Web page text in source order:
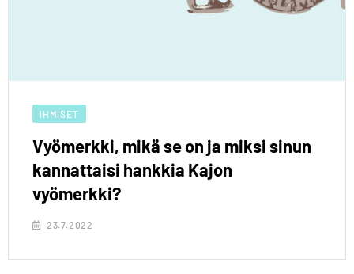
IHMISET
Vyömerkki, mikä se on ja miksi sinun
kannattaisi hankkia Kajon
vyömerkki?
23.7.2022